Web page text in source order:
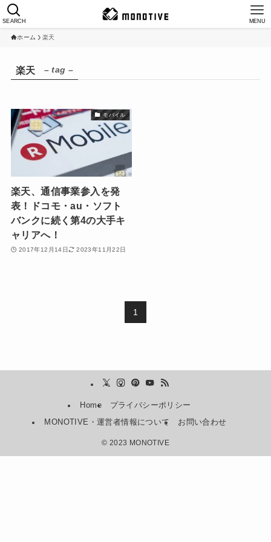
SEARCH MENU
ホーム 楽天
楽天 – tag –
モバイル
楽天、通信事業参入を発
表！ドコモ・au・ソフト
バンクに続く第4の大手キ
ャリアへ！
2017年12月14日 2023年11月22日
1
Home
プライバシーポリシー
MONOTIVE・運営者情報について
お問い合わせ
© 2023 MONOTIVE